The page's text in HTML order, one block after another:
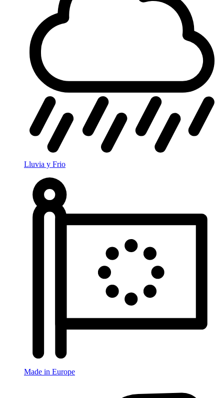
Lluvia y Frio
Made in Europe